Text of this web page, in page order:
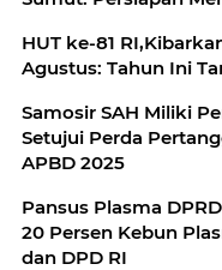
HUT ke-81
Agustus: Tahun Ini
Samosir SAH Miliki Perda Pengelolaan
Setujui Perda
APBD 2025
Pansus Plasma DPRD
20 Persen Kebun
dan DPD RI